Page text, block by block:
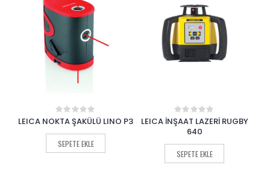
0
of
5
LEICA NOKTA ŞAKÜLÜ LINO P3
SEPETE EKLE
0
out
5
LEICA İNŞAAT LAZERİ RUGBY
640
SEPETE EKLE